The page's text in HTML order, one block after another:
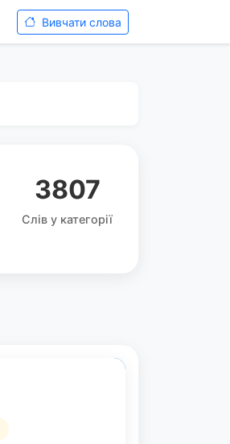
Вивчати слова
3807
Слів у категорії